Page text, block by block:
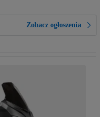
Zobacz ogłoszenia